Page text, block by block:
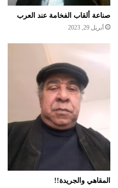
صناعة ألقاب الفخامة عند العرب
أبريل 29, 2023
المقاهي والجريدة!!